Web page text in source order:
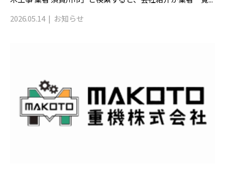
2026.05.14
お知らせ